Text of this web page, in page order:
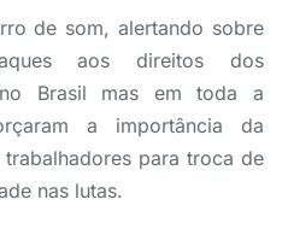
de som, alertando sobre
aos direitos dos
Brasil mas em toda a
a importância da
para troca de
nas lutas.